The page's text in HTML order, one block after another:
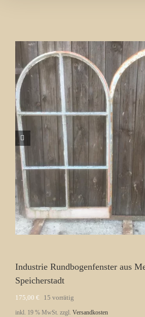
Industrie Rundbogenfenster aus
Speicherstadt
175,00 € 15 vorrätig
inkl. 19 % MwSt. zzgl. Versandkosten